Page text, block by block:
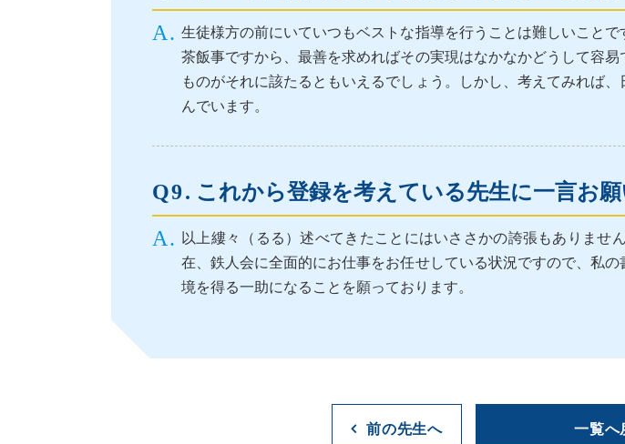
生徒様方の前にいていつもベストな指導を行うことは難しいこと
茶飯事ですから、最善を求めればその実現はなかなかどうして容
ものがそれに該たるともいえるでしょう。しかし、考えてみれば
んでいます。
これから登録を考えている先生に一言お願
以上縷々（るる）述べてきたことにはいささかの誇張もありま
在、鉄人会に全面的にお仕事をお任せしている状況ですので、私
境を得る一助になることを願っております。
前の先生へ 一覧へ